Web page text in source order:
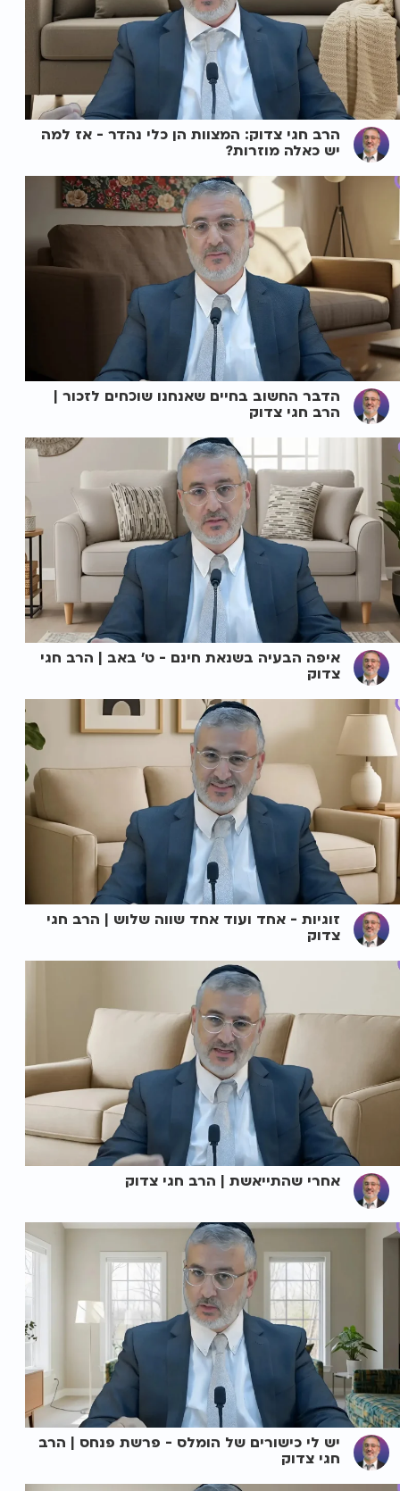
הרב חגי צדוק: המצוות הן כלי נהדר - אז למה
יש כאלה מוזרות?
הדבר החשוב בחיים שאנחנו שוכחים לזכור |
הרב חגי צדוק
איפה הבעיה בשנאת חינם - ט' באב | הרב חגי
צדוק
זוגיות - אחד ועוד אחד שווה שלוש | הרב חגי
צדוק
אחרי שהתייאשת | הרב חגי צדוק
יש לי כישורים של הומלס - פרשת פנחס | הרב
חגי צדוק